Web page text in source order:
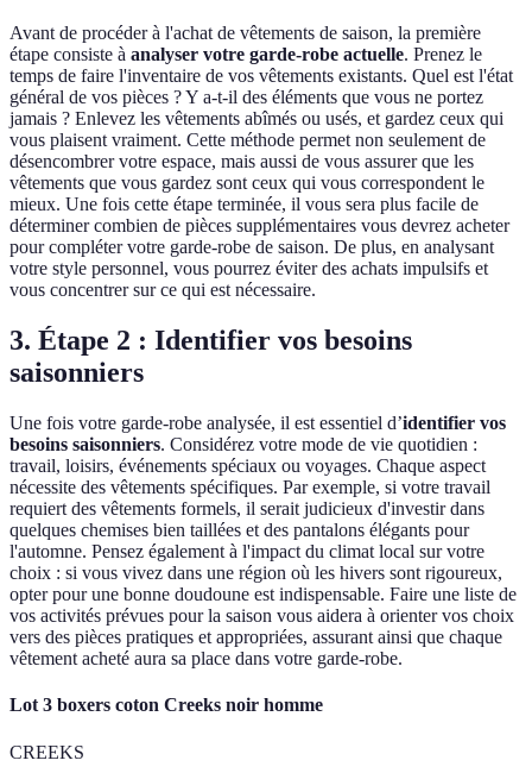
Avant de procéder à l'achat de vêtements de saison, la première
étape consiste à analyser votre garde-robe actuelle. Prenez le
temps de faire l'inventaire de vos vêtements existants. Quel est l'état
général de vos pièces ? Y a-t-il des éléments que vous ne portez
jamais ? Enlevez les vêtements abîmés ou usés, et gardez ceux qui
vous plaisent vraiment. Cette méthode permet non seulement de
désencombrer votre espace, mais aussi de vous assurer que les
vêtements que vous gardez sont ceux qui vous correspondent le
mieux. Une fois cette étape terminée, il vous sera plus facile de
déterminer combien de pièces supplémentaires vous devrez acheter
pour compléter votre garde-robe de saison. De plus, en analysant
votre style personnel, vous pourrez éviter des achats impulsifs et
vous concentrer sur ce qui est nécessaire.
3. Étape 2 : Identifier vos besoins
saisonniers
Une fois votre garde-robe analysée, il est essentiel d’identifier vos
besoins saisonniers. Considérez votre mode de vie quotidien :
travail, loisirs, événements spéciaux ou voyages. Chaque aspect
nécessite des vêtements spécifiques. Par exemple, si votre travail
requiert des vêtements formels, il serait judicieux d'investir dans
quelques chemises bien taillées et des pantalons élégants pour
l'automne. Pensez également à l'impact du climat local sur votre
choix : si vous vivez dans une région où les hivers sont rigoureux,
opter pour une bonne doudoune est indispensable. Faire une liste de
vos activités prévues pour la saison vous aidera à orienter vos choix
vers des pièces pratiques et appropriées, assurant ainsi que chaque
vêtement acheté aura sa place dans votre garde-robe.
Lot 3 boxers coton Creeks noir homme
CREEKS